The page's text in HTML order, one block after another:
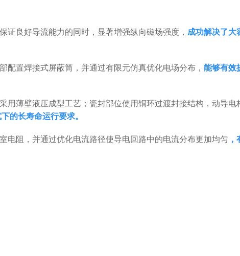
证良好导流能力的同时，显著增强纵向磁场强度， 成功解决了大
配置焊接式屏蔽筒，并通过有限元仿真优化电场分布， 能够有效
用薄壁液压成型工艺；瓷封部位使用铜环过渡封接结构，动导
的长寿命运行要求。
电阻，并通过优化电流路径使导电回路中的电流分布更加均匀